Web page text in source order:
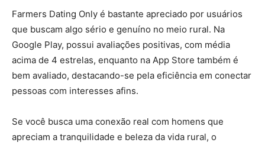
Farmers Dating Only é bastante apreciado por usuários
que buscam algo sério e genuíno no meio rural. Na
Google Play, possui avaliações positivas, com média
acima de 4 estrelas, enquanto na App Store também é
bem avaliado, destacando-se pela eficiência em conectar
pessoas com interesses afins.
Se você busca uma conexão real com homens que
apreciam a tranquilidade e beleza da vida rural, o